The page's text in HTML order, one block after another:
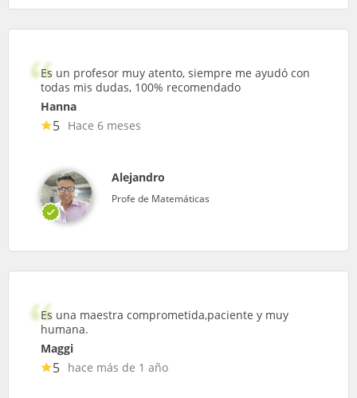
Es un profesor muy atento, siempre me ayudó con
todas mis dudas, 100% recomendado
Hanna
5 Hace 6 meses
Alejandro
Profe de Matemáticas
Es una maestra comprometida,paciente y muy
humana.
Maggi
5 hace más de 1 año